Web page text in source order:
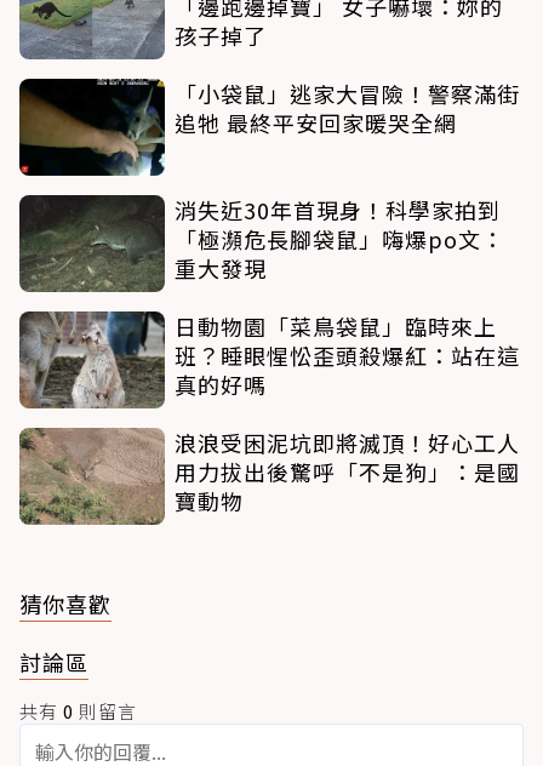
孩子掉了
「小袋鼠」逃家大冒險！警察滿街
追牠 最終平安回家暖哭全網
消失近30年首現身！科學家拍到
「極瀕危長腳袋鼠」嗨爆po文：
重大發現
日動物園「菜鳥袋鼠」臨時來上
班？睡眼惺忪歪頭殺爆紅：站在這
真的好嗎
浪浪受困泥坑即將滅頂！好心工人
用力拔出後驚呼「不是狗」：是國
寶動物
猜你喜歡
討論區
共有 0 則留言